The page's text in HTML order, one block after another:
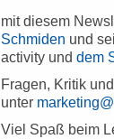
mit diesem
Schmiden und
activity und dem
Fragen, Kritik
unter
Viel Spaß beim